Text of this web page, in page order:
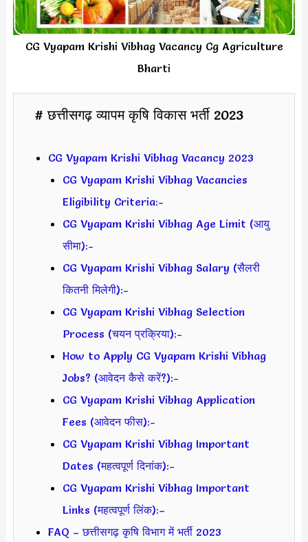
CG Vyapam Krishi Vibhag Vacancy Cg Agriculture
Bharti
# छत्तीसगढ़ व्यापम कृषि विकास भर्ती 2023
CG Vyapam Krishi Vibhag Vacancy 2023
CG Vyapam Krishi Vibhag Vacancies
Eligibility Criteria:-
CG Vyapam Krishi Vibhag Age Limit (आयु
सीमा):-
CG Vyapam Krishi Vibhag Salary (सैलरी
कितनी मिलेगी):-
CG Vyapam Krishi Vibhag Selection
Process (चयन प्रक्रिया):-
How to Apply CG Vyapam Krishi Vibhag
Jobs? (आवेदन कैसे करें?):-
CG Vyapam Krishi Vibhag Application
Fees (आवेदन फीस):-
CG Vyapam Krishi Vibhag Important
Dates (महत्वपूर्ण दिनांक):-
CG Vyapam Krishi Vibhag Important
Links (महत्वपूर्ण लिंक):–
FAQ – छत्तीसगढ़ कृषि विभाग में भर्ती 2023